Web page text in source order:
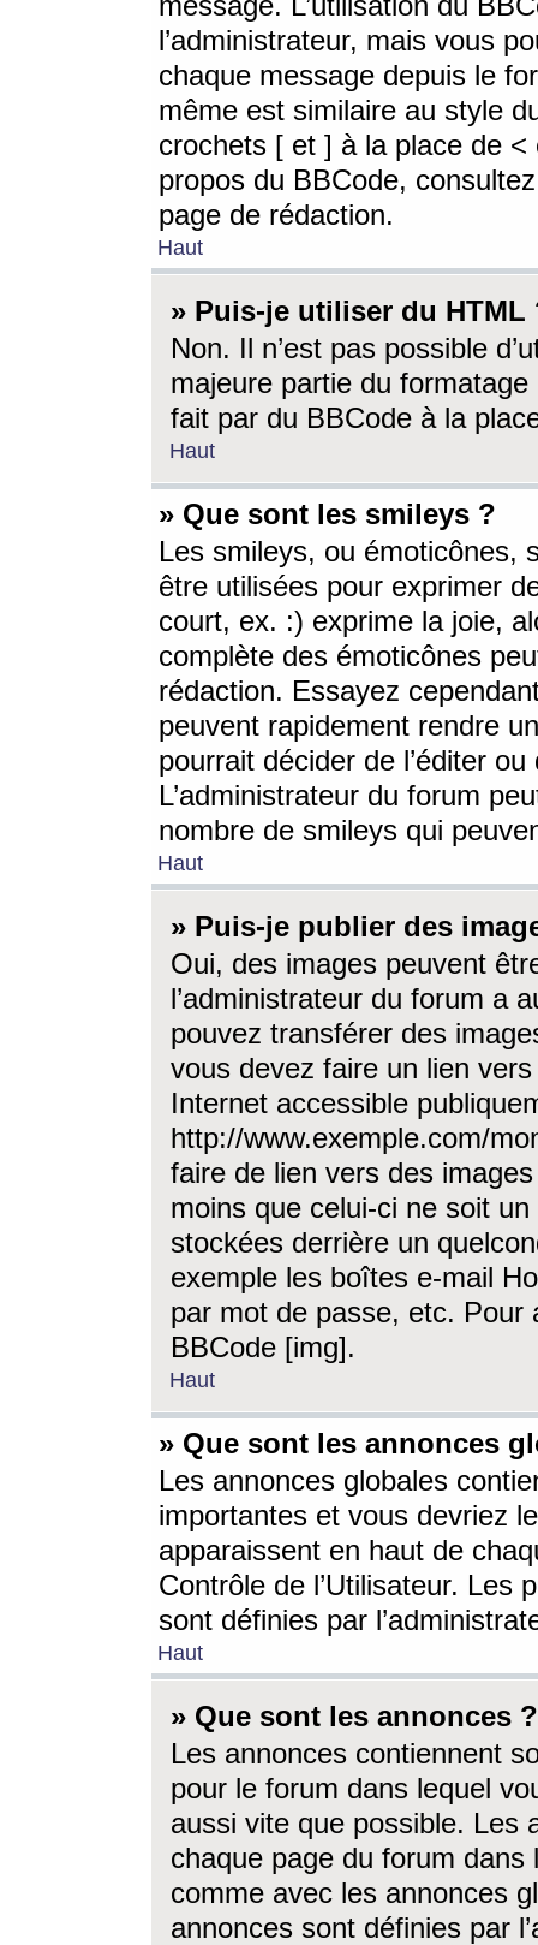
l’administrateur, mais vous
chaque message depuis le
même est similaire au style
crochets [ et ] à la place de <
propos du BBCode,
page de rédaction.
Haut
» Puis-je utiliser du HTML
Non. Il n’est pas possible
majeure partie du
fait par du BBCode à la
Haut
» Que sont les smileys ?
Les smileys, ou émoticônes,
être utilisées pour exprimer
court, ex. :) exprime la joie,
complète des émoticônes
rédaction. Essayez
peuvent rapidement rendre
pourrait décider de l’éditer
L’administrateur du forum
nombre de smileys qui
Haut
» Puis-je publier des
Oui, des images peuvent
l’administrateur du forum a
pouvez transférer des
vous devez faire un lien
Internet accessible
http://www.exemple.com/
faire de lien vers des
moins que celui-ci ne soit
stockées derrière un
exemple les boîtes e-mail
par mot de passe, etc. Pour
BBCode [img].
Haut
» Que sont les annonces
Les annonces globales
importantes et vous devriez
apparaissent en haut de
Contrôle de l’Utilisateur. Les
sont définies par
Haut
» Que sont les annonces ?
Les annonces contiennent
pour le forum dans lequel
aussi vite que possible. Les
chaque page du forum dans
comme avec les annonces
annonces sont définies par